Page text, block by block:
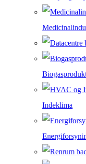
Indeklima